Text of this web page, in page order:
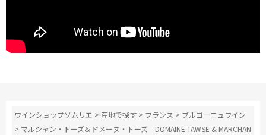
かりの素晴ら
しいワインで
回は2011年の1樽しか造っていないという「ヴォーヌ・
ロマネ1erプティ・モン」を試飲。1樽しかないというの
ワインショップソムリエ > 産地で探す > フランス > ブルゴーニュワイン
> マルシャン・トーズ＆ドメーヌ・トーズ DOMAINE TAWSE & MARCHAN